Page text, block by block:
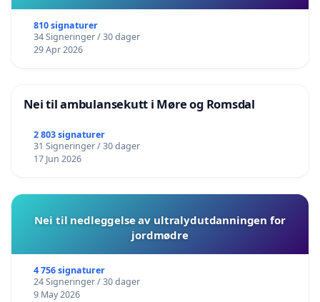
810 signaturer
34 Signeringer / 30 dager
29 Apr 2026
Nei til ambulansekutt i Møre og Romsdal
2 803 signaturer
31 Signeringer / 30 dager
17 Jun 2026
Nei til nedleggelse av ultralydutdanningen for
jordmødre
4 756 signaturer
24 Signeringer / 30 dager
9 May 2026